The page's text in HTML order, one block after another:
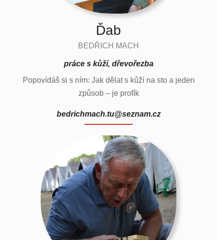
Ďab
BEDŘICH MACH
práce s kůží, dřevořezba
Popovídáš si s ním: Jak dělat s kůží na sto a jeden
způsob – je profík
bedrichmach.tu@seznam.cz